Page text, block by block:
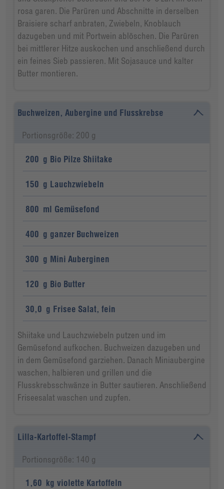
rosa garen. Die Parüren und Abschnitte in derselben
Braisiere scharf anbraten, Zwiebeln, Knoblauch
dazugeben und mit Portwein ablöschen. Die Parüren
bei mittlerer Hitze auskochen und anschließend durch
ein feines Sieb passieren. Mit Sojasauce und kalter
Butter montieren.
Buchweizen, Aubergine und Flusskrebse
Portionsgröße: 200 g
200 g Bio Pilze Shiitake
150 g Lauchzwiebeln
800 ml Gemüsefond
400 g ganzer Buchweizen
300 g Mini Auberginen
120 g Bio Butter
30,0 g Frisee Salat, fein
Shiitake und Lauchzwiebeln putzen und im
Gemüsefond aufkochen. Buchweizen dazugeben und
in dem Gemüsefond garziehen. Danach Miniaubergine
waschen, halbieren und grillen und die
Flusskrebsschwänze in Butter sautieren. Anschließend
Friseesalat waschen und zupfen.
Lilla-Kartoffel-Stampf
Portionsgröße: 140 g
1,60 kg violette Kartoffeln